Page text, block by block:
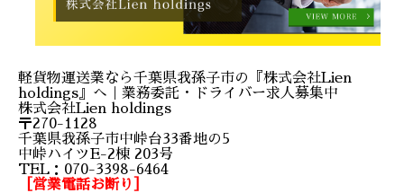
軽貨物運送業なら千葉県我孫子市の『株式会社Lien
holdings』へ｜業務委託・ドライバー求人募集中
株式会社Lien holdings
〒270-1128
千葉県我孫子市中峠台33番地の5
中峠ハイツE-2棟 203号
TEL：070-3398-6464
［営業電話お断り］